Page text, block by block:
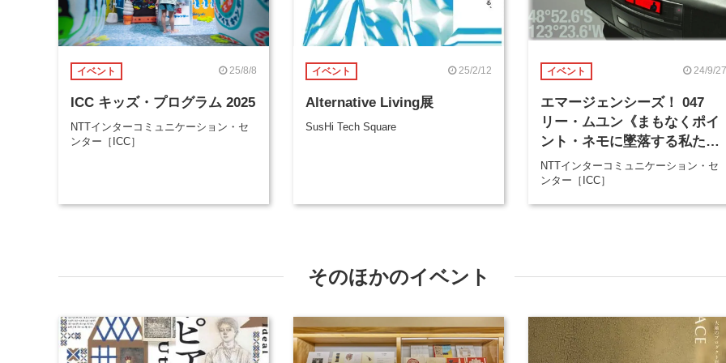
イベント 25/8/8
ICC キッズ・プログラム 2025
NTTインターコミュニケーション・セ
ンター［ICC］
イベント 25/2/12
Alternative Living展
SusHi Tech Square
イベント 24/9/27
エマージェンシーズ！ 047
リー・ムユン《まもなくポイ
ント・ネモに墜落する私た
ち》
NTTインターコミュニケーション・セ
ンター［ICC］
そのほかのイベント